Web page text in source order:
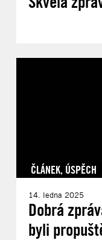
ČLÁNEK, ÚSPĚCH
14. ledna 2025
Dobrá
byli